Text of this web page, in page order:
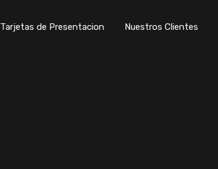
Tarjetas de Presentacion Nuestros Clientes